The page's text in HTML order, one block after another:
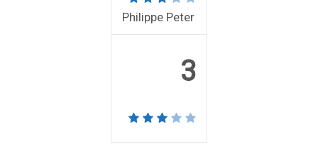
Philippe Peter
3